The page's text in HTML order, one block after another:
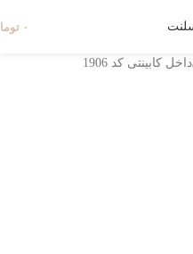
۰
داخل کابینتی کد 1906